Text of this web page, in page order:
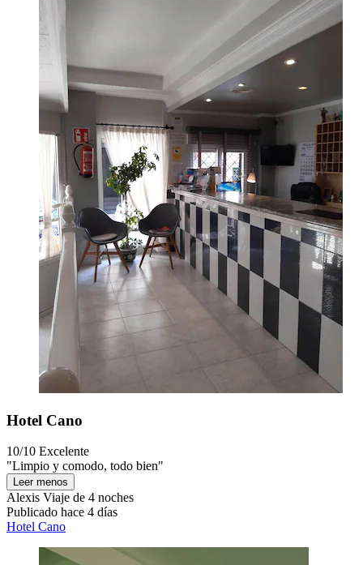
Hotel Cano
10/10 Excelente
"Limpio y comodo, todo bien"
Leer menos
Alexis Viaje de 4 noches
Publicado hace 4 días
Hotel Cano